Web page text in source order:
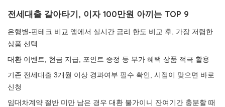
전세대출 갈아타기, 이자 100만원 아끼는 TOP 9
은행별-핀테크 비교 앱에서 실시간 금리 한도 비교 후, 가장 저렴한
상품 선택
대환 이벤트, 현금 지급, 포인트 증정 등 부가 혜택 상품 적극 활용
기존 전세대출 3개월 이상 경과여부 필수 확인, 시점이 맞으면 바로
신청
임대차계약 절반 미만 남은 경우 대환 불가이니 잔여기간 충분할 때